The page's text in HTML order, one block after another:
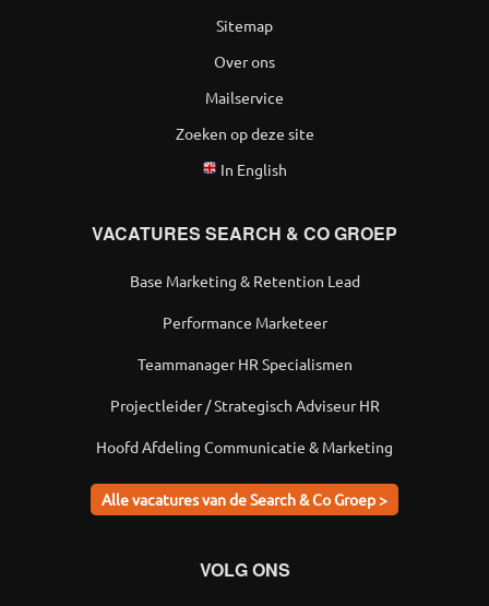
Sitemap
Over ons
Mailservice
Zoeken op deze site
In English
VACATURES SEARCH & CO GROEP
Base Marketing & Retention Lead
Performance Marketeer
Teammanager HR Specialismen
Projectleider / Strategisch Adviseur HR
Hoofd Afdeling Communicatie & Marketing
Alle vacatures van de Search & Co Groep >
VOLG ONS